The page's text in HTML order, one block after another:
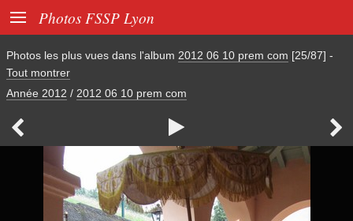
 Photos FSSP Lyon
Photos les plus vues dans l'album 2012 06 10 prem com [25/87] -
Tout montrer
Année 2012 / 2012 06 10 prem com
  